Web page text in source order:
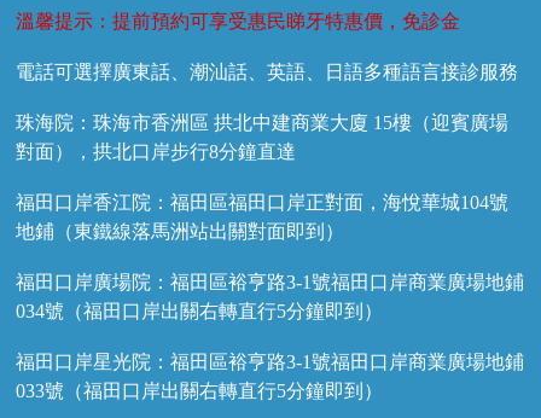
溫馨提示：提前預約可享受惠民睇牙特惠價，免診金
電話可選擇廣東話、潮汕話、英語、日語多種語言接診服務
珠海院：珠海市香洲區 拱北中建商業大廈 15樓（迎賓廣場
對面），拱北口岸步行8分鐘直達
福田口岸香江院：福田區福田口岸正對面，海悅華城104號
地鋪（東鐵線落馬洲站出關對面即到）
福田口岸廣場院：福田區裕亨路3-1號福田口岸商業廣場地鋪
034號（福田口岸出關右轉直行5分鐘即到）
福田口岸星光院：福田區裕亨路3-1號福田口岸商業廣場地鋪
033號（福田口岸出關右轉直行5分鐘即到）